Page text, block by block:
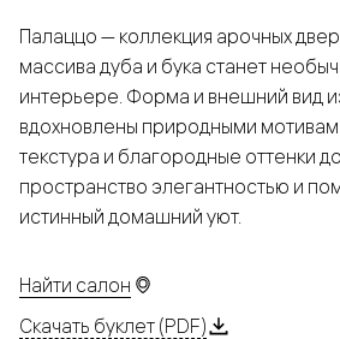
Палаццо — коллекция арочных
массива дуба и бука станет
интерьере. Форма и внешний вид
вдохновлены природными
текстура и благородные оттенки
пространство элегантностью и
истинный домашний уют.
Найти салон
Скачать буклет (PDF)